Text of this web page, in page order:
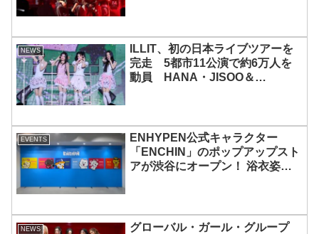
NEWS
ILLIT、初の日本ライブツアーを
完走 5都市11公演で約6万人を
動員 HANA・JISOO＆
EVENTS
ENHYPEN公式キャラクター
「ENCHIN」のポップアップスト
アが渋谷にオープン！ 浴衣姿の
NEWS
グローバル・ガール・グループ